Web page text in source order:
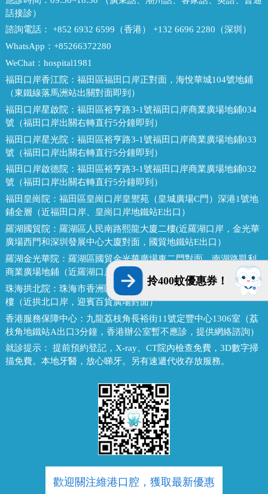
話接診）
諮詢電話： +852 6932 6599（香港） +132 6696 2280（深圳）
WhatsApp： +85266372280
WeChat： hospital1981
福田口岸香江院： 福田區福田口岸正對面，海悅華城104號地鋪
（東鐵線落馬洲站出關對面即到）
福田口岸星啟院： 福田區裕亨路3-1號福田口岸商業廣場地鋪034
號（福田口岸出關右轉直行5分鐘即到）
福田口岸星光院： 福田區裕亨路3-1號福田口岸商業廣場地鋪033
號（福田口岸出關右轉直行5分鐘即到）
福田口岸啟德院： 福田區裕亨路3-1號福田口岸商業廣場地鋪032
號（福田口岸出關右轉直行5分鐘即到）
福田皇崗院： 福田區皇崗口岸皇禦苑（皇城廣場C門）深港1號地
鋪全層（近福田口岸、皇崗口岸地鐵站E出口）
羅湖國貿院： 羅湖區人民南路熙龍大廈二樓(近羅湖口岸，金光華
廣場西門和深圳發展中心大廈對面，國貿地鐵站E出口）
羅湖金光華院： 羅湖區國貿金光華廣場東二門對面，南湖路凱利
商業廣場地鋪（近羅湖口岸、國貿地鐵站B出口）
珠海拱北院： 珠海市香洲區拱北迎賓南路1155號中建商業大廈15
樓（近拱北口岸，迎賓百貨廣場對面）
香港服務保障中心： 九龍荔枝角長裕街11號定豐中心1306室（荔
枝角地鐵站A出口3分鐘，香港辦公室暫不應診，提供網絡諮詢）
就診提示： 提前預約登記，X-ray、CT院內檢查免費，3D數字掃
描免費。本地牙醫，放心睇牙。另有速遞代收存放服務。
歡迎關注維港口腔，獲取最新優惠
拎400蚊優惠券！